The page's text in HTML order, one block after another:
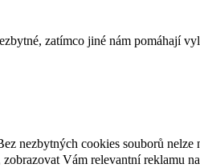
zatímco jiné nám pomáhají
nezbytných cookies souborů nelze
Vám relevantní reklamu